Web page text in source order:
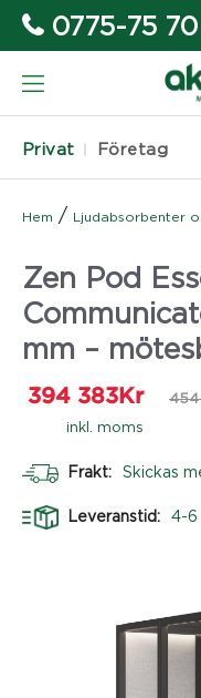
0775-75
Privat Företag
Hem / Ljudabsorbenter
Zen Pod
mm –
394 383 Kr
inkl. moms
454
Frakt: Skickas
Leveranstid: 4-6